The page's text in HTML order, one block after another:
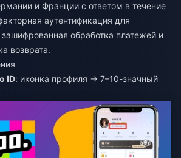
и Франции с ответом в течение
аутентификация для
обработка платежей и
возврата.
ID: иконка профиля → 7–10-значный